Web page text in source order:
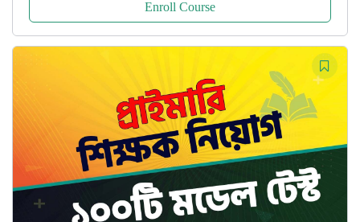
Enroll Course